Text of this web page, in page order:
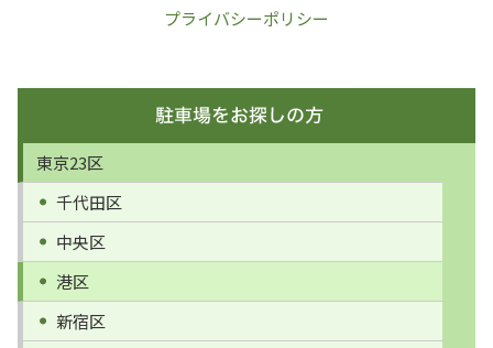
プライバシーポリシー
東京23区
千代田区
中央区
港区
新宿区